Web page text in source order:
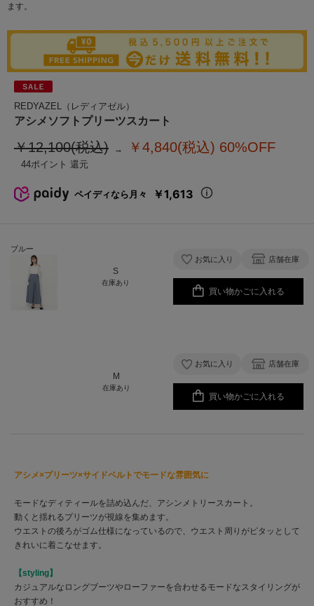
ます。
REDYAZEL（レディアゼル）
アシメソフトプリーツスカート
￥12,100(税込) ￥4,840(税込) 60%OFF
44
ブルー
S
在庫あり
お気に入り 店舗在庫
買い物かごに入れる
M
在庫あり
お気に入り 店舗在庫
買い物かごに入れる
ペイディなら月々 ￥1,613
アシメ×プリーツ×サイドベルトでモードな雰囲気に
モードなディティールを詰め込んだ、アシンメトリースカート。
動くと揺れるプリーツが視線を集めます。
ウエストの後ろがゴム仕様になっているので、ウエスト周りがピタッとして
きれいに着こなせます。
【styling】
カジュアルなロングブーツやローファーを合わせるモードなスタイリングが
おすすめ！